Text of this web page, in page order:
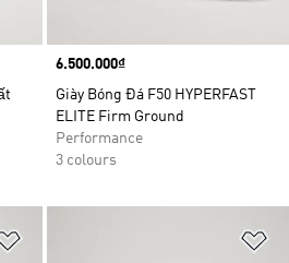
Price
6.500.000₫
Giày Bóng Đá F50 HYPERFAST
ELITE Firm Ground
Performance
3 colours